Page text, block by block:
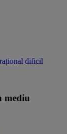
dificil
mediu